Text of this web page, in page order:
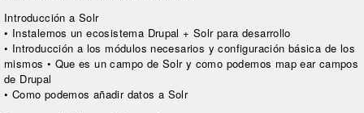
Introducción a Solr
• Instalemos un ecosistema Drupal + Solr para desarrollo
• Introducción a los módulos necesarios y configuración básica de los
mismos • Que es un campo de Solr y como podemos map ear campos
de Drupal
• Como podemos añadir datos a Solr